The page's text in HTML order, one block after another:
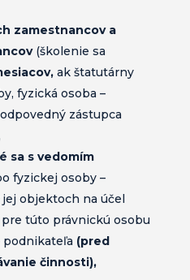
zamestnancov a
(školenie sa
ak štatutárny
fyzická osoba –
zástupca
sa s vedomím
fyzickej osoby –
objektoch na účel
túto právnickú osobu
podnikateľa (pred
činnosti),